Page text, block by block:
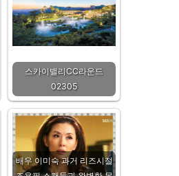
스카이밸리CC라운드
02305
배우 이미숙 과거 리즈시절